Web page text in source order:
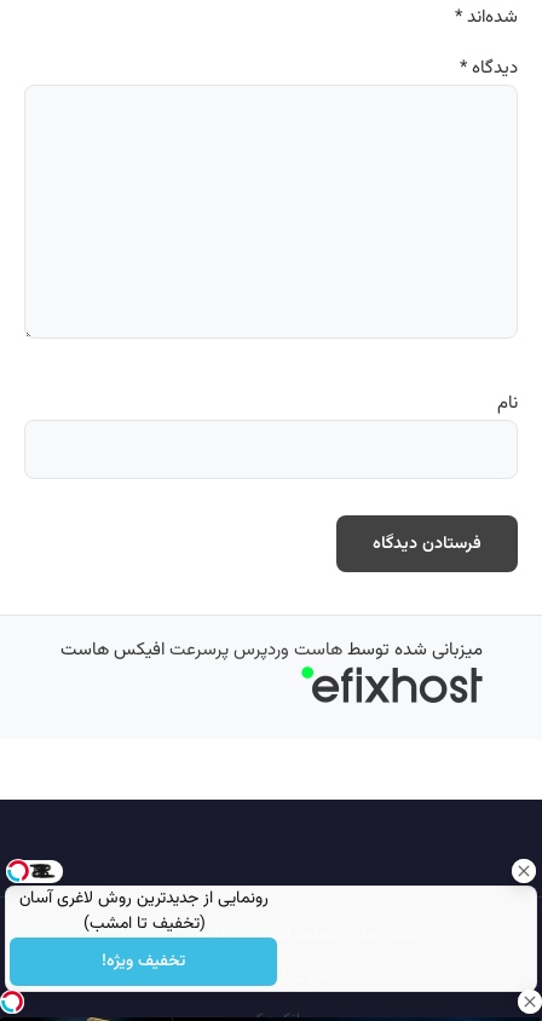
رونمایی از جدیدترین روش لاغری آسان
(تخفیف تا امشب)
تخفیف ویژه!
شده‌اند*
دیدگاه*
نام
میزبانی شده توسطهاست وردپرس پرسرعتافیکس هاست
تمامی حقوق محفوظ است © 2026
مجله نورگرام
انجمن نورگرام